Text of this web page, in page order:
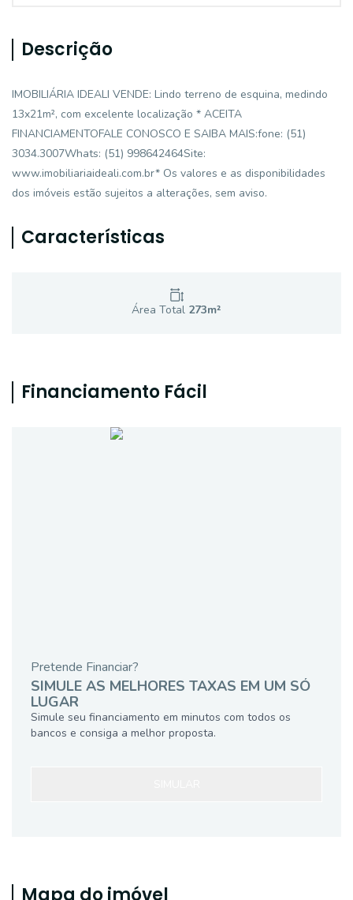
Descrição
IMOBILIÁRIA IDEALI VENDE: Lindo terreno de esquina, medindo
13x21m², com excelente localização * ACEITA
FINANCIAMENTOFALE CONOSCO E SAIBA MAIS:fone: (51)
3034.3007Whats: (51) 998642464Site:
www.imobiliariaideali.com.br* Os valores e as disponibilidades
dos imóveis estão sujeitos a alterações, sem aviso.
Características
Área Total 273m²
Financiamento Fácil
Pretende Financiar?
SIMULE AS MELHORES TAXAS EM UM SÓ
LUGAR
Simule seu financiamento em minutos com todos os
bancos e consiga a melhor proposta.
Mapa do imóvel